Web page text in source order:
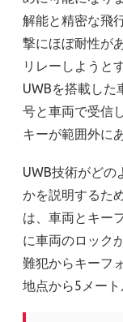
解能と精密な飛
撃にほぼ耐性が
リレーしようと
UWBを搭載した
号と車両で受信
キーが範囲外に
UWB技術がどの
かを説明するた
は、車両とキー
に車両のロック
難犯からキーフ
地点から5メート